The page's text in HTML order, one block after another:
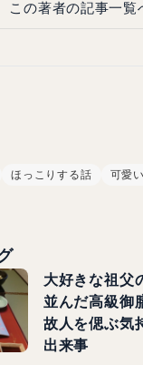
この著者の記事一覧
ほっこりする話 可愛い
大好きな祖父
並んだ高級御
故人を偲ぶ気
出来事